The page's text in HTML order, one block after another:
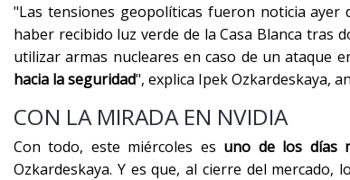
"Las tensiones geopolíticas fueron noticia ayer
haber recibido luz verde de la Casa Blanca tras
utilizar armas nucleares en caso de un ataque
hacia la seguridad", explica Ipek Ozkardeskaya,
CON LA MIRADA EN NVIDIA
Con todo, este miércoles es uno de los días
Ozkardeskaya. Y es que, al cierre del mercado,